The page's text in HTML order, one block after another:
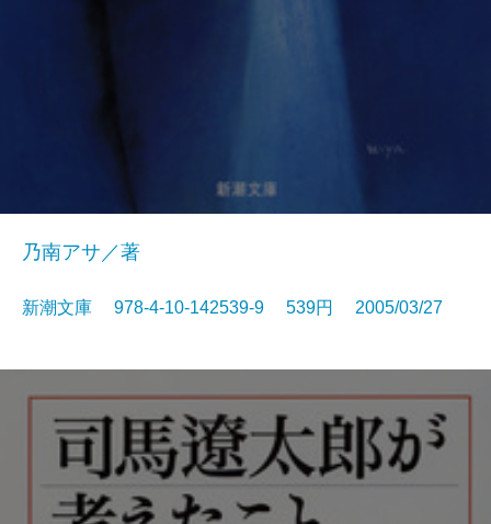
乃南アサ／著
新潮文庫 978-4-10-142539-9 539円 2005/03/27